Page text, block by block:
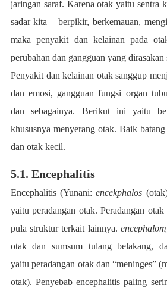
jaringan saraf. Karena otak yaitu sentra
sadar kita – berpikir, berkemauan,
maka penyakit dan kelainan pada
perubahan dan gangguan yang
Penyakit dan kelainan otak sanggup
dan emosi, gangguan fungsi organ
dan sebagainya. Berikut ini yaitu
khususnya menyerang otak. Baik
dan otak kecil.
5.1. Encephalitis
Encephalitis (Yunani:encekphalos
yaitu peradangan otak. Peradangan
pula struktur terkait lainnya.
otak dan sumsum tulang belakang,
yaitu peradangan otak dan “meninges”
otak). Penyebab encephalitis paling